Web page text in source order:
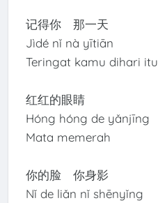
记得你 那一天
Jìdé nǐ nà yītiān
Teringat kamu dihari itu
红红的眼睛
Hóng hóng de yǎnjīng
Mata memerah
你的脸 你身影
Nǐ de liǎn nǐ shēnyǐng